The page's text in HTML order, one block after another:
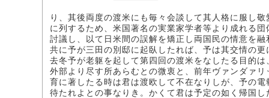
り、其後両度の渡米にも毎々会談して其人格に服し
に列するため、米国著名の実業家学者等より成れる
討議し、以て日米間の誤解を矯正し両国民の情意を
共に予が三田の別邸に起臥したれば、予は其交情の
去冬予が老躯を起して第四回の渡米をなしたる目的
外部より尽す所あらむとの微衷と、前年ヴァンダァ
育に著したる時は君は渡欧して不在なりしが、予の
待たれよとの事なりき。かくて君は予定の如く帰国